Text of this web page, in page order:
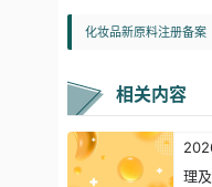
化妆品新原料注册备案
相关内容
理